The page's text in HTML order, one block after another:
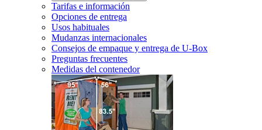
Tarifas e información
Opciones de entrega
Usos habituales
Mudanzas internacionales
Consejos de empaque y entrega de U-Box
Preguntas frecuentes
Medidas del contenedor